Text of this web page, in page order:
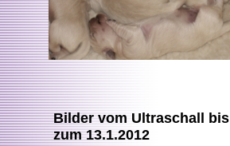
Bilder vom Ultraschall bis
zum 13.1.2012